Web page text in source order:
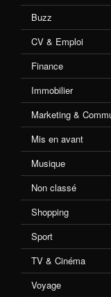
Buzz
CV & Emploi
Finance
Immobilier
Marketing &
Mis en avant
Musique
Non classé
Shopping
Sport
TV & Cinéma
Voyage